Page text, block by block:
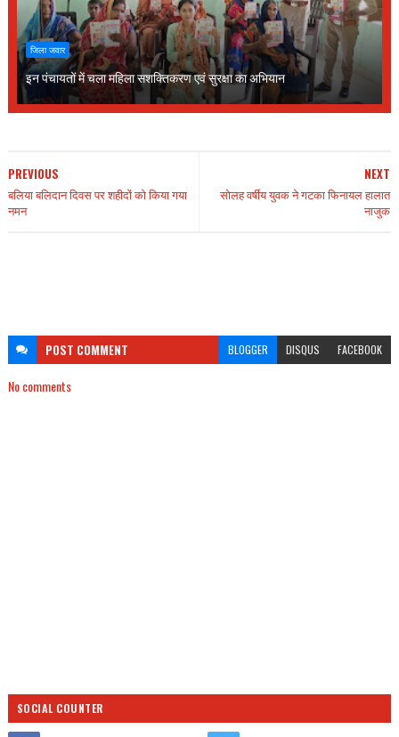
जिला जवार
इन पंचायतों में चला महिला सशक्तिकरण एवं सुरक्षा का अभियान
NEXT
सोलह वर्षीय युवक ने गटका फिनायल हालात
नाजुक
PREVIOUS
बलिया बलिदान दिवस पर शहीदों को किया गया
नमन
POST COMMENT BLOGGER DISQUS FACEBOOK
No comments
SOCIAL COUNTER